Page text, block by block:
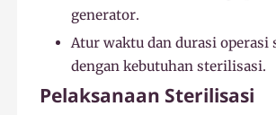
generator.
Atur waktu dan durasi operasi
dengan kebutuhan sterilisasi.
Pelaksanaan Sterilisasi